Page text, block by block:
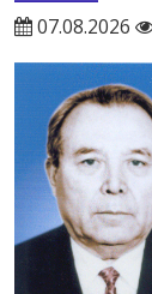
07.08.2026